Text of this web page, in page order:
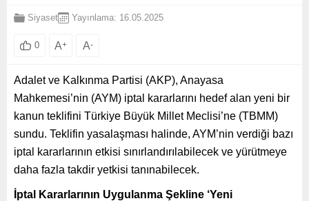
Siyaset Yayınlama: 16.05.2025
0 A+ A-
Adalet ve Kalkınma Partisi (AKP), Anayasa
Mahkemesi’nin (AYM) iptal kararlarını hedef alan yeni bir
kanun teklifini Türkiye Büyük Millet Meclisi’ne (TBMM)
sundu. Teklifin yasalaşması halinde, AYM’nin verdiği bazı
iptal kararlarının etkisi sınırlandırılabilecek ve yürütmeye
daha fazla takdir yetkisi tanınabilecek.
İptal Kararlarının Uygulanma Şekline ‘Yeni